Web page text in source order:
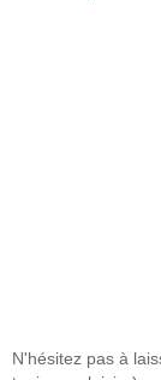
N'hésitez pas à